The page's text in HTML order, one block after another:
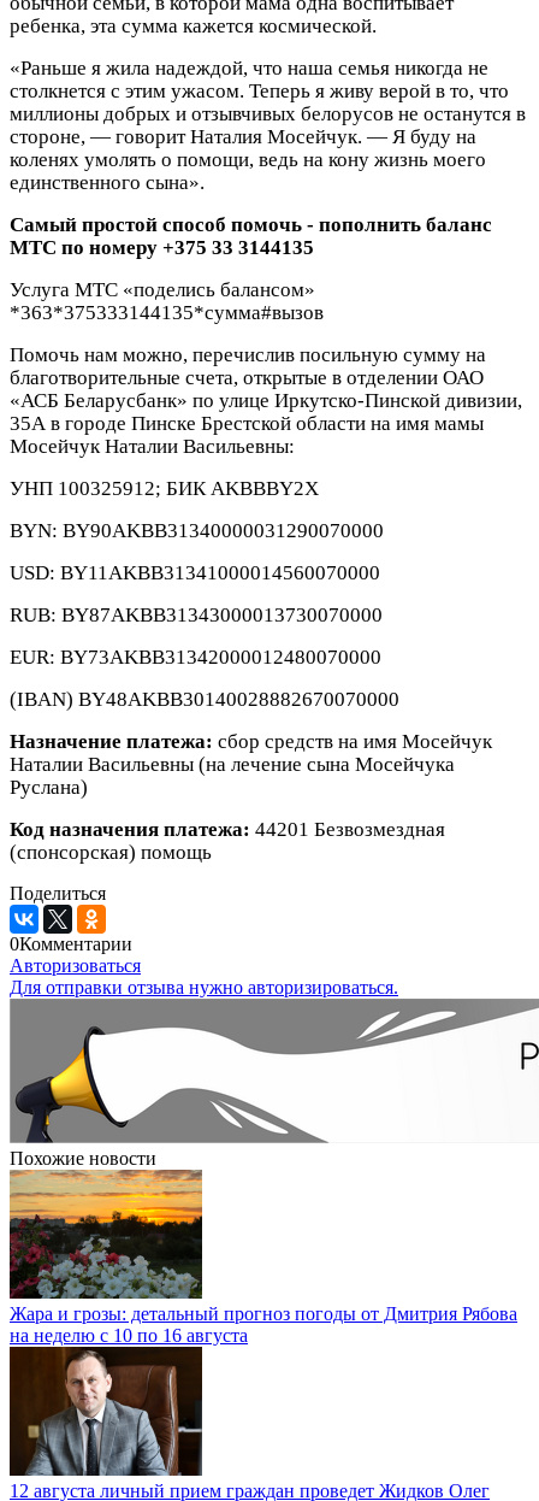
ребенка, эта сумма кажется космической.
«Раньше я жила надеждой, что наша семья никогда не
столкнется с этим ужасом. Теперь я живу верой в то, что
миллионы добрых и отзывчивых белорусов не останутся в
стороне, — говорит Наталия Мосейчук. — Я буду на
коленях умолять о помощи, ведь на кону жизнь моего
единственного сына».
Самый простой способ помочь - пополнить баланс
МТС по номеру +375 33 3144135
Услуга МТС «поделись балансом»
*363*375333144135*сумма#вызов
Помочь нам можно, перечислив посильную сумму на
благотворительные счета, открытые в отделении ОАО
«АСБ Беларусбанк» по улице Иркутско-Пинской дивизии,
35А в городе Пинске Брестской области на имя мамы
Мосейчук Наталии Васильевны:
УНП 100325912; БИК AKBBBY2X
BYN: BY90AKBB31340000031290070000
USD: BY11AKBB31341000014560070000
RUB: BY87AKBB31343000013730070000
EUR: BY73AKBB31342000012480070000
(IBAN) BY48AKBB30140028882670070000
Назначение платежа: сбор средств на имя Мосейчук
Наталии Васильевны (на лечение сына Мосейчука
Руслана)
Код назначения платежа: 44201 Безвозмездная
(спонсорская) помощь
Поделиться
0Комментарии
Авторизоваться
Для отправки отзыва нужно авторизироваться.
Похожие новости
Жара и грозы: детальный прогноз погоды от Дмитрия Рябова
на неделю с 10 по 16 августа
12 августа личный прием граждан проведет Жидков Олег